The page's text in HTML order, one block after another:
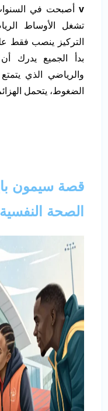
v أصبحت في
تشغل الأوساط
التركيز ينصب فقط
بدأ الجميع يدرك
والرياضي الذي
الضغوط، يتحمل
قصة سيمون
الصحة النفسية